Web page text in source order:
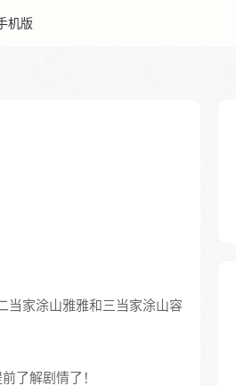
机版
当家涂山雅雅和三当家涂山容
了解剧情了！